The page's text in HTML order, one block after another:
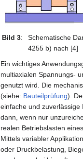
Bild 3:
Schematische
4255 b) nach [4]
Ein wichtiges
multiaxialen Spannungs-
genutzt wird. Die
(siehe: Bauteilprüfung).
einfache und
dann, wenn nur
realen Betriebslasten
Mittels variabler
oder Druckbelastung,